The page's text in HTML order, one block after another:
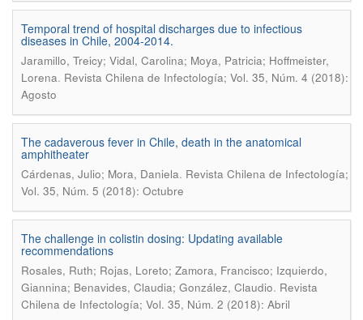
Temporal trend of hospital discharges due to infectious
diseases in Chile, 2004-2014.
Jaramillo, Treicy; Vidal, Carolina; Moya, Patricia; Hoffmeister,
Lorena. Revista Chilena de Infectología; Vol. 35, Núm. 4 (2018):
Agosto
The cadaverous fever in Chile, death in the anatomical
amphitheater
Cárdenas, Julio; Mora, Daniela. Revista Chilena de Infectología;
Vol. 35, Núm. 5 (2018): Octubre
The challenge in colistin dosing: Updating available
recommendations
Rosales, Ruth; Rojas, Loreto; Zamora, Francisco; Izquierdo,
Giannina; Benavides, Claudia; González, Claudio. Revista
Chilena de Infectología; Vol. 35, Núm. 2 (2018): Abril